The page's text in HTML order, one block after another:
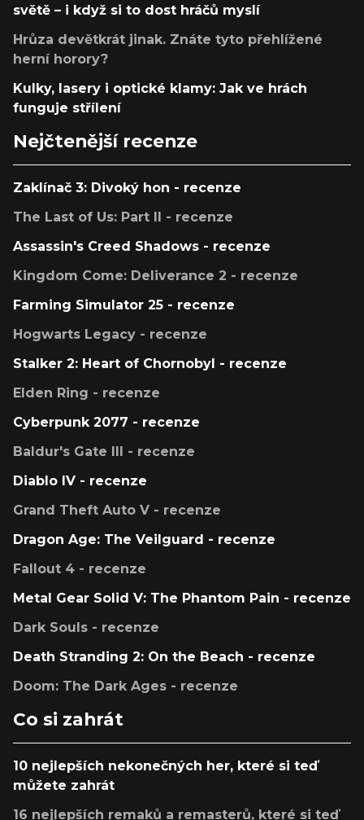
světě – i když si to dost hráčů myslí
Hrůza devětkrát jinak. Znáte tyto přehlížené
herní horory?
Kulky, lasery i optické klamy: Jak ve hrách
funguje střílení
Nejčtenější recenze
Zaklínač 3: Divoký hon - recenze
The Last of Us: Part II - recenze
Assassin's Creed Shadows - recenze
Kingdom Come: Deliverance 2 - recenze
Farming Simulator 25 - recenze
Hogwarts Legacy - recenze
Stalker 2: Heart of Chornobyl - recenze
Elden Ring - recenze
Cyberpunk 2077 - recenze
Baldur's Gate III - recenze
Diablo IV - recenze
Grand Theft Auto V - recenze
Dragon Age: The Veilguard - recenze
Fallout 4 - recenze
Metal Gear Solid V: The Phantom Pain - recenze
Dark Souls - recenze
Death Stranding 2: On the Beach - recenze
Doom: The Dark Ages - recenze
Co si zahrát
10 nejlepších nekonečných her, které si teď
můžete zahrát
16 nejlepších remaků a remasterů, které si teď